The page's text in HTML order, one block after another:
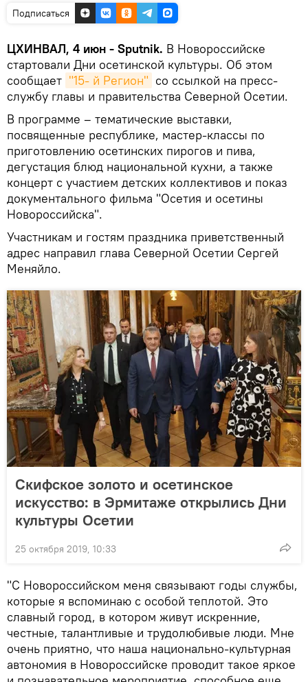
Подписаться
ЦХИНВАЛ, 4 июн - Sputnik. В Новороссийске
стартовали Дни осетинской культуры. Об этом
сообщает "15- й Регион" со ссылкой на пресс-
службу главы и правительства Северной Осетии.
В программе – тематические выставки,
посвященные республике, мастер-классы по
приготовлению осетинских пирогов и пива,
дегустация блюд национальной кухни, а также
концерт с участием детских коллективов и показ
документального фильма "Осетия и осетины
Новороссийска".
Участникам и гостям праздника приветственный
адрес направил глава Северной Осетии Сергей
Меняйло.
Скифское золото и осетинское
искусство: в Эрмитаже открылись Дни
культуры Осетии
25 октября 2019, 10:33
"С Новороссийском меня связывают годы службы,
которые я вспоминаю с особой теплотой. Это
славный город, в котором живут искренние,
честные, талантливые и трудолюбивые люди. Мне
очень приятно, что наша национально-культурная
автономия в Новороссийске проводит такое яркое